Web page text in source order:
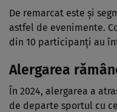
De remarcat este și
astfel de evenimente.
din 10 participanți au
Alergarea
În 2024, alergarea a
de departe sportul cu